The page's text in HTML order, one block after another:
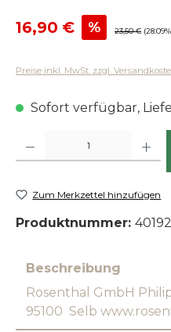
Verkaufspreis:
16,90 € % Regulärer
23,50 €
Preise inkl. MwSt. zzgl.
Sofort verfügbar,
Zum Merkzettel hinzufügen
Produktnummer:
Beschreibung
Rosenthal GmbH
95100 Selb